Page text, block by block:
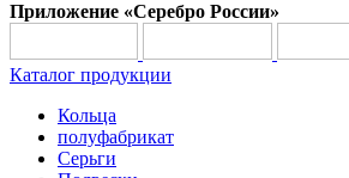
Приложение «Серебро России»
Каталог продукции
Кольца
полуфабрикат
Серьги